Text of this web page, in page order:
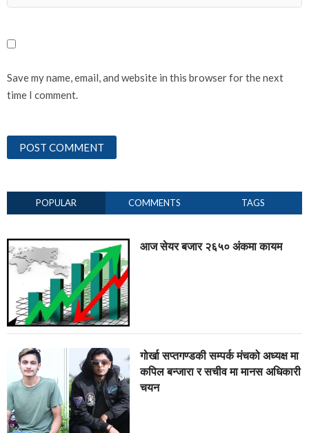
Save my name, email, and website in this browser for the next
time I comment.
POPULAR COMMENTS TAGS
आज सेयर बजार २६५० अंकमा कायम
गोर्खा सप्तगण्डकी सम्पर्क मंचको अध्यक्ष मा
कपिल बन्जारा र सचीव मा मानस अधिकारी
चयन